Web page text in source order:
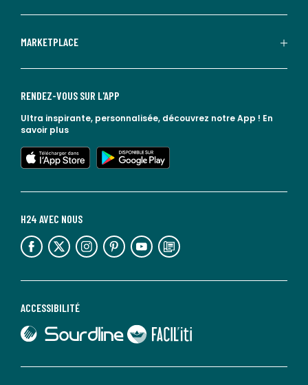
MARKETPLACE
ACCESSIBILITÉ
lien vers Sourdline
lien vers Faciliti
H24 AVEC NOUS
lien vers l'espace réseaux sociaux lien vers l'espace réseaux sociaux lien vers l'espace réseaux sociaux lien vers l'espace réseaux sociaux lien vers l'espace réseaux sociaux lien vers le blog la redoute
RENDEZ-VOUS SUR L'APP
Ultra inspirante, personnalisée, découvrez notre App ! En
savoir plus
lien vers l'app store
lien vers google play